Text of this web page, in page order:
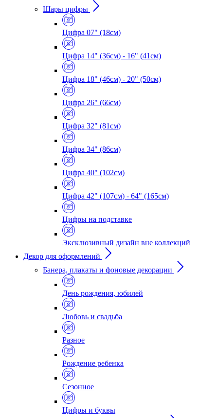
Шары цифры
Цифра 07" (18см)
Цифра 14" (36см) - 16" (41см)
Цифра 18" (46см) - 20" (50см)
Цифра 26" (66см)
Цифра 32" (81см)
Цифра 34" (86см)
Цифра 40" (102см)
Цифра 42" (107см) - 64" (165см)
Цифры на подставке
Эксклюзивный дизайн вне коллекций
Декор для оформлений
Банера, плакаты и фоновые декорации
День рождения, юбилей
Любовь и свадьба
Разное
Рождение ребенка
Сезонное
Цифры и буквы